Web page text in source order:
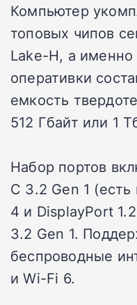
Компьютер
топовых чипов
Lake-H, а
оперативки
емкость
512 Гбайт или 1
Набор портов
C 3.2 Gen 1
4 и DisplayPort
3.2 Gen 1.
беспроводные
и Wi-Fi 6.